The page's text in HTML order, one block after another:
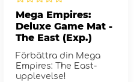
Mega Empires:
Deluxe Game Mat -
The East (Exp.)
Förbättra din Mega
Empires: The East-
upplevelse!